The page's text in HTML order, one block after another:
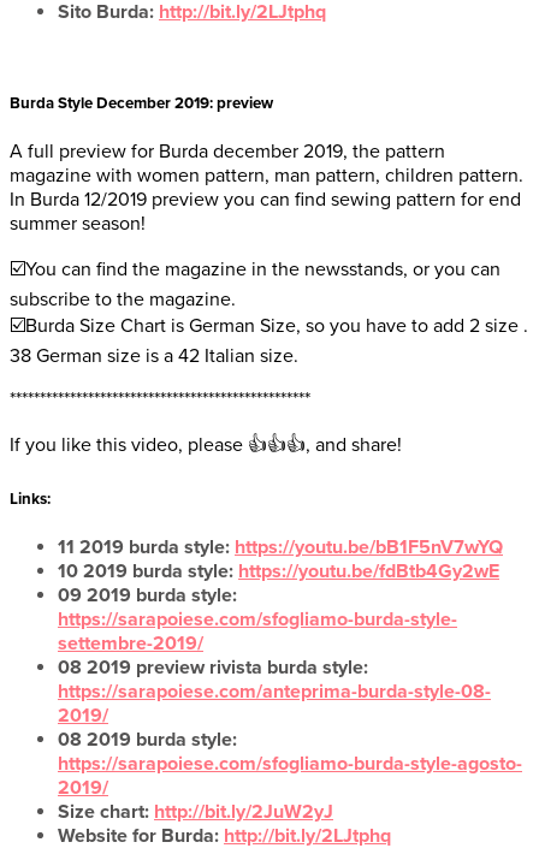
Sito Burda: http://bit.ly/2LJtphq
Burda Style December 2019: preview
A full preview for Burda december 2019, the pattern
magazine with women pattern, man pattern, children pattern.
In Burda 12/2019 preview you can find sewing pattern for end
summer season!
☑️You can find the magazine in the newsstands, or you can
subscribe to the magazine.
☑️Burda Size Chart is German Size, so you have to add 2 size .
38 German size is a 42 Italian size.
**************************************************
If you like this video, please 👍👍👍, and share!
Links:
11 2019 burda style: https://youtu.be/bB1F5nV7wYQ
10 2019 burda style: https://youtu.be/fdBtb4Gy2wE
09 2019 burda style:
https://sarapoiese.com/sfogliamo-burda-style-
settembre-2019/
08 2019 preview rivista burda style:
https://sarapoiese.com/anteprima-burda-style-08-
2019/
08 2019 burda style:
https://sarapoiese.com/sfogliamo-burda-style-agosto-
2019/
Size chart: http://bit.ly/2JuW2yJ
Website for Burda: http://bit.ly/2LJtphq